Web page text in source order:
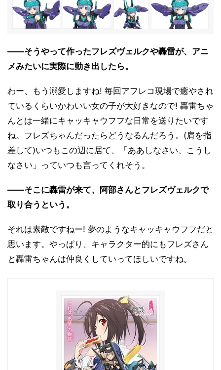
――そうやって作ったフレズヴェルクや轟雷が、アニ
メみたいに実際に動き出したら。
わー、もう溺愛しますね! 毎回アフレコ現場で癒やされ
ているくらいかわいい女の子が大好きなので! 轟雷ちゃ
んとは一緒にキャッキャウフフな日常を送りたいです
ね。フレズちゃんだったらどうなるんだろう。(肩を指
差して)いつもこの辺に居て、「ああしなさい、こうし
なさい」っていつも言ってくれそう。
――そこに轟雷が来て、阿部さんとフレズヴェルクで
取り合うという。
それは素敵ですねー! 夢のようなキャッキャウフフだと
思います。やっぱり、キャラクター的にもフレズさん
と轟雷ちゃんは仲良くしていってほしいですね。